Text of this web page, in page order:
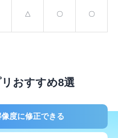
△ 〇 〇
おすすめ8選
度に修正できる